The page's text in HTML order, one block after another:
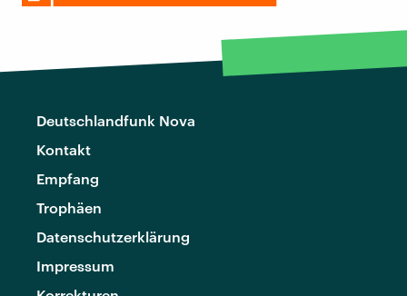
Deutschlandfunk Nova
Kontakt
Empfang
Trophäen
Datenschutzerklärung
Impressum